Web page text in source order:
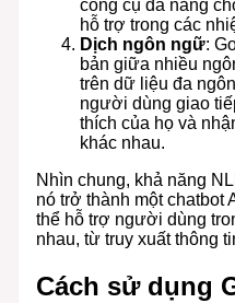
công cụ đa năng
hỗ trợ trong các
Dịch ngôn ngữ:
bản giữa nhiều
trên dữ liệu đa
người dùng giao
thích của họ và
khác nhau.
Nhìn chung, khả năng
nó trở thành một chatbot
thể hỗ trợ người dùng
nhau, từ truy xuất thông
Cách sử dụng